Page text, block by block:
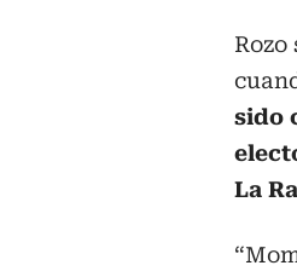
sido
La